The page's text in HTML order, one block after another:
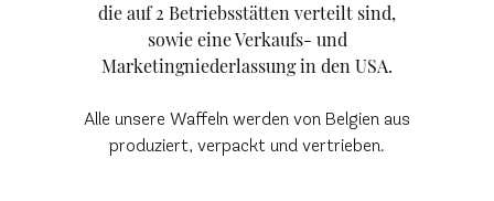
die auf 2 Betriebsstätten verteilt sind,
sowie eine Verkaufs- und
Marketingniederlassung in den USA.
Alle unsere Waffeln werden von Belgien aus
produziert, verpackt und vertrieben.